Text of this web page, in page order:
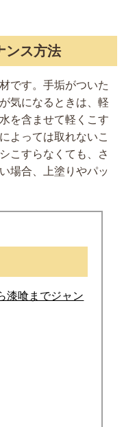
ンス方法
です。手垢がついた
気になるときは、軽
を含ませて軽くこす
よっては取れないこ
こすらなくても、さ
場合、上塗りやパッ
漆喰までジャン